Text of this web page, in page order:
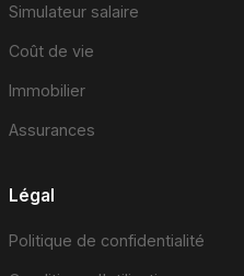
Simulateur salaire
Coût de vie
Immobilier
Assurances
Légal
Politique de confidentialité